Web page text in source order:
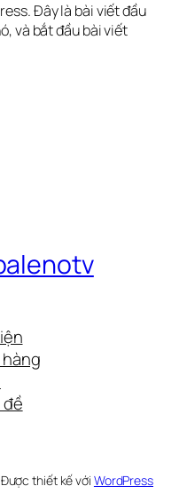
Đây là bài viết đầu
và bắt đầu bài viết
Được thiết kế với WordPress